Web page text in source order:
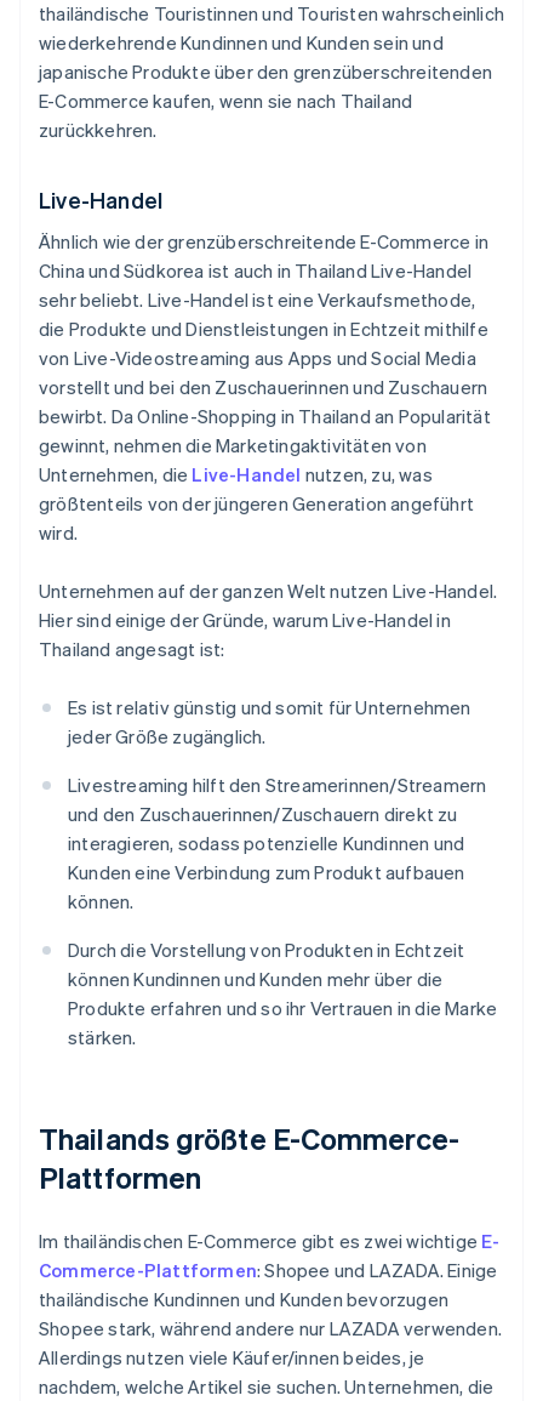
thailändische Touristinnen und Touristen wahrscheinlich
wiederkehrende Kundinnen und Kunden sein und
japanische Produkte über den grenzüberschreitenden
E-Commerce kaufen, wenn sie nach Thailand
zurückkehren.
Live-Handel
Ähnlich wie der grenzüberschreitende E-Commerce in
China und Südkorea ist auch in Thailand Live-Handel
sehr beliebt. Live-Handel ist eine Verkaufsmethode,
die Produkte und Dienstleistungen in Echtzeit mithilfe
von Live-Videostreaming aus Apps und Social Media
vorstellt und bei den Zuschauerinnen und Zuschauern
bewirbt. Da Online-Shopping in Thailand an Popularität
gewinnt, nehmen die Marketingaktivitäten von
Unternehmen, die Live-Handel nutzen, zu, was
größtenteils von der jüngeren Generation angeführt
wird.
Unternehmen auf der ganzen Welt nutzen Live-Handel.
Hier sind einige der Gründe, warum Live-Handel in
Thailand angesagt ist:
Es ist relativ günstig und somit für Unternehmen
jeder Größe zugänglich.
Livestreaming hilft den Streamerinnen/Streamern
und den Zuschauerinnen/Zuschauern direkt zu
interagieren, sodass potenzielle Kundinnen und
Kunden eine Verbindung zum Produkt aufbauen
können.
Durch die Vorstellung von Produkten in Echtzeit
können Kundinnen und Kunden mehr über die
Produkte erfahren und so ihr Vertrauen in die Marke
stärken.
Thailands größte E-Commerce-
Plattformen
Im thailändischen E-Commerce gibt es zwei wichtige E-
Commerce-Plattformen: Shopee und LAZADA. Einige
thailändische Kundinnen und Kunden bevorzugen
Shopee stark, während andere nur LAZADA verwenden.
Allerdings nutzen viele Käufer/innen beides, je
nachdem, welche Artikel sie suchen. Unternehmen, die